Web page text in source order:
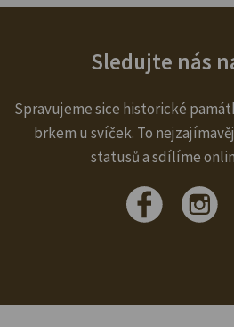
Sledujte nás
Spravujeme sice historické
brkem u svíček. To
statusů a sdílíme